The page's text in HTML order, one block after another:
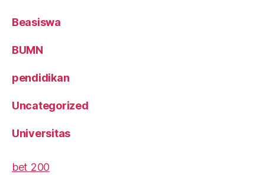
Beasiswa
BUMN
pendidikan
Uncategorized
Universitas
bet 200